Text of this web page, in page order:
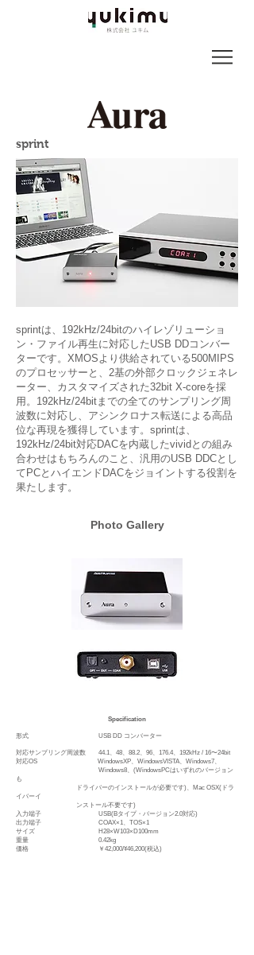
sprint
sprintは、192kHz/24bitのハイレゾリューショ
ン・ファイル再生に対応したUSB DDコンバー
ターです。XMOSより供給されている500MIPS
のプロセッサーと、2基の外部クロックジェネレ
ーター、カスタマイズされた32bit X-coreを採
用。192kHz/24bitまでの全てのサンプリング周
波数に対応し、アシンクロナス転送による高品
位な再現を獲得しています。sprintは、
192kHz/24bit対応DACを内蔵したvividとの組み
合わせはもちろんのこと、汎用のUSB DDCとし
てPCとハイエンドDACをジョイントする役割を
果たします。
Photo Gallery
Specification
形式 USB DD コンバーター
対応サンプリング周波数 44.1、48、88.2、96、176.4、192kHz / 16〜24bit
対応OS WindowsXP、WindowsVISTA、Windows7、
Windows8、 (WindowsPCはいずれのバージョン
も
ドライバーのイ ンストールが必要です)、Mac OSX(ドラ
イバーイ
ンストール不要です)
入力端子 USB(Bタイプ・バージョン2.0対応)
出力端子 COAX×1、TOS×1
サイズ H28×W103×D100mm
重量 0.42kg
価格
￥42,000/¥46,200(税込)